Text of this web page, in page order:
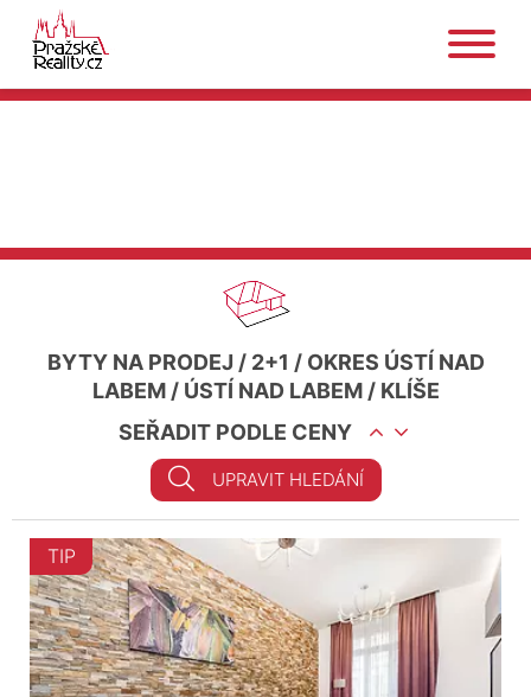
BYTY NA PRODEJ / 2+1 / OKRES ÚSTÍ NAD
LABEM/ ÚSTÍ NAD LABEM/ KLÍŠE
SEŘADIT PODLE CENY
UPRAVIT HLEDÁNÍ
TIP